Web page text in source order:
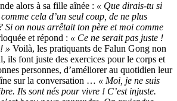
alors à sa fille aînée : « Que dirais-tu si
cela d’un seul coup, de ne plus
Si on nous arrêtait ton père et moi comme
et répond : « Ce ne serait pas juste !
» Voilà, les pratiquants de Falun Gong non
ils font juste des exercices pour le corps et
personnes, d’améliorer au quotidien leur
sur la conversation … « Moi, je ne suis
Ils sont nés pour vivre ! C’est injuste.